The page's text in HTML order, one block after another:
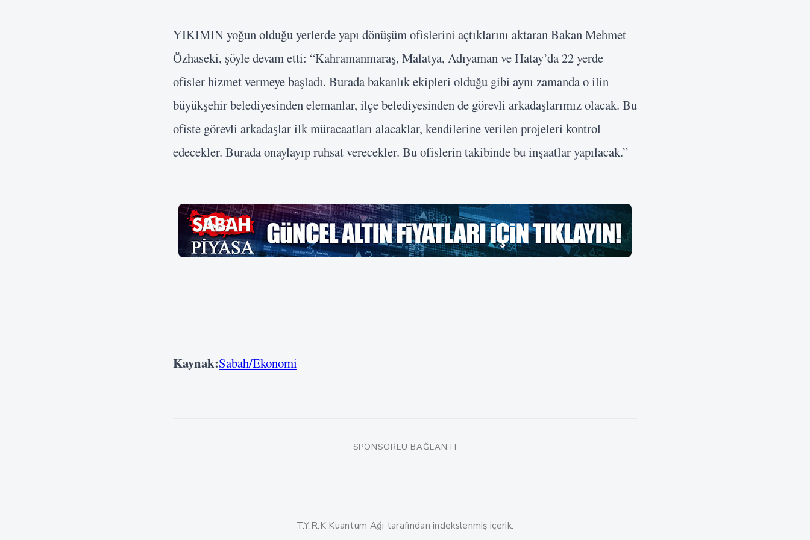
YIKIMIN yoğun olduğu yerlerde yapı dönüşüm ofislerini açtıklarını aktaran Bakan Mehmet
Özhaseki, şöyle devam etti: “Kahramanmaraş, Malatya, Adıyaman ve Hatay’da 22 yerde
ofisler hizmet vermeye başladı. Burada bakanlık ekipleri olduğu gibi aynı zamanda o ilin
büyükşehir belediyesinden elemanlar, ilçe belediyesinden de görevli arkadaşlarımız olacak. Bu
ofiste görevli arkadaşlar ilk müracaatları alacaklar, kendilerine verilen projeleri kontrol
edecekler. Burada onaylayıp ruhsat verecekler. Bu ofislerin takibinde bu inşaatlar yapılacak.”
Kaynak:Sabah/Ekonomi
SPONSORLU BAĞLANTI
T.Y.R.K Kuantum Ağı tarafından indekslenmiş içerik.